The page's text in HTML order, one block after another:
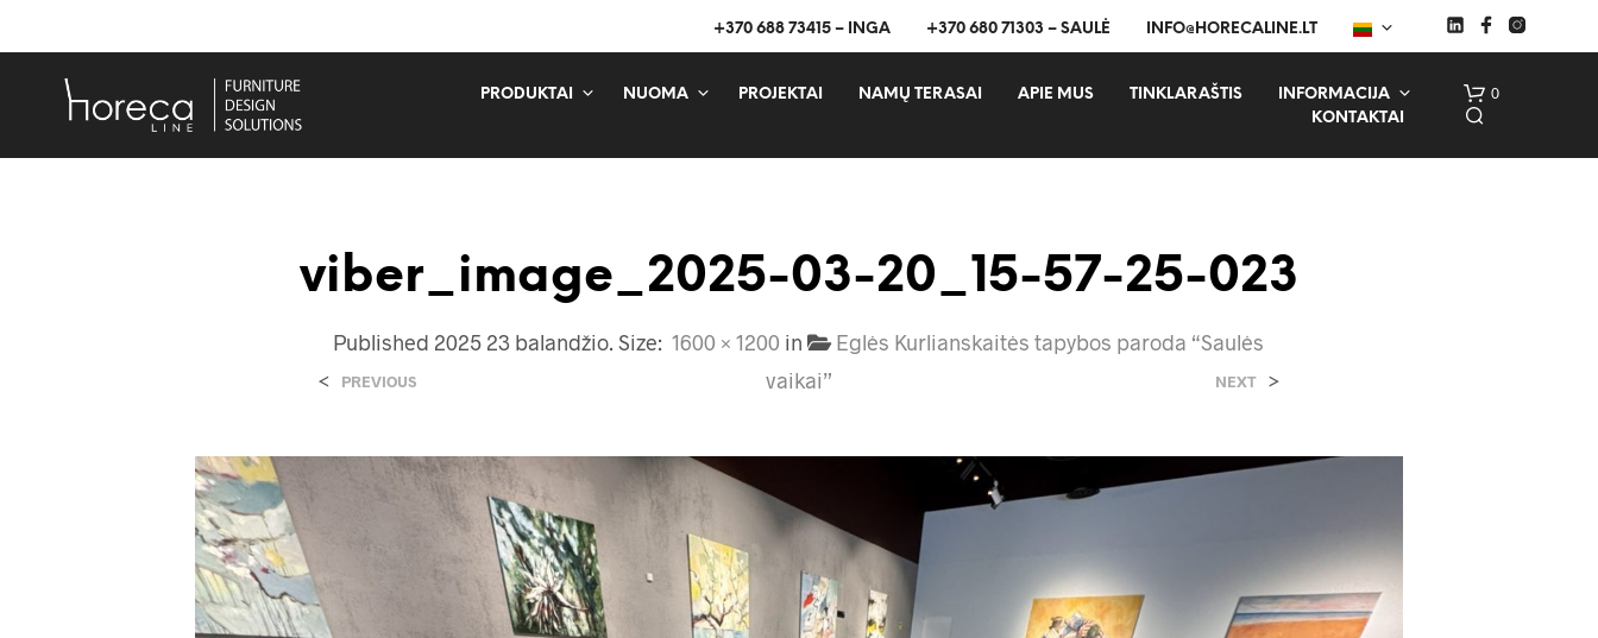
+370 688 73415 – INGA +370 680 71303 – SAULĖ INFO@HORECALINE.LT
PRODUKTAI NUOMA PROJEKTAI NAMŲ TERASAI APIE MUS TINKLARAŠTIS
INFORMACIJA
KONTAKTAI
0
viber_image_2025-03-20_15-57-25-023
Published 2025 23 balandžio. Size: 1600 × 1200 in
Eglės Kurlianskaitės tapybos paroda “Saulės
vaikai”
< PREVIOUS NEXT >